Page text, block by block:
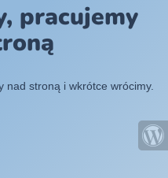
pracujemy
nad stroną i wkrótce wrócimy.